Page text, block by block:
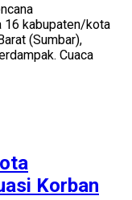
16 kabupaten/kota
(Sumbar),
Cuaca
Korban